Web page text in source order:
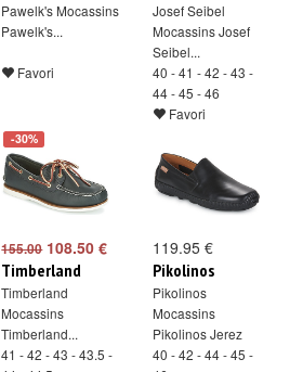
Pawelk's Mocassins
Pawelk's...
Favori
Josef Seibel
Mocassins Josef
Seibel...
40 - 41 - 42 - 43 -
44 - 45 - 46
Favori
-30%
155.00108.50 €
Timberland
Timberland
Mocassins
Timberland...
41 - 42 - 43 - 43.5 -
119.95 €
Pikolinos
Pikolinos
Mocassins
Pikolinos Jerez
40 - 42 - 44 - 45 -